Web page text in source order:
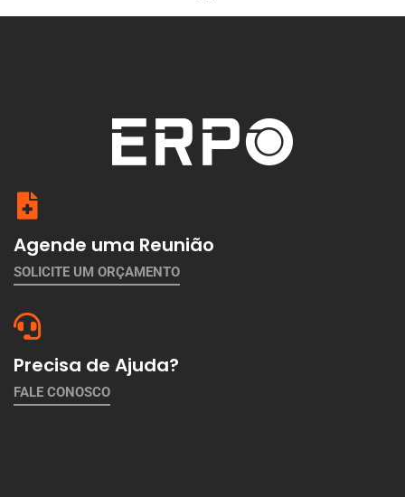
Agende uma Reunião
SOLICITE UM ORÇAMENTO
Precisa de Ajuda?
FALE CONOSCO